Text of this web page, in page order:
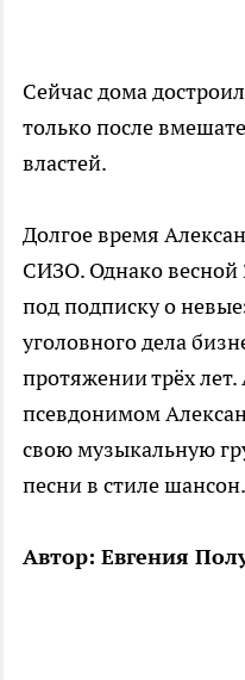
Сейчас дома
только после
властей.
Долгое время
СИЗО. Однако весной
под подписку о
уголовного дела
протяжении трёх
псевдонимом
свою музыкальную
песни в стиле шансон.
Автор: Евгения